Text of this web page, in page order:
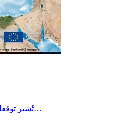
تُشير توقعات المعهد الوطني للرصد الجوي إلى تراجع طفيف جداً في درجات الحرارة يوم الأربعاء 22 جويلية 2026 خاصة بالمناطق الساحلية، مع استمرار الطقس شديد الحرارة بأغلب…